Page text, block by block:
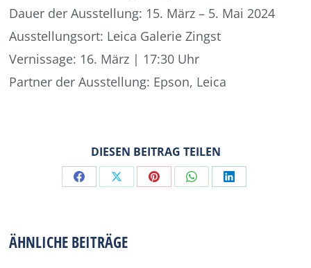
Dauer der Ausstellung: 15. März – 5. Mai 2024
Ausstellungsort: Leica Galerie Zingst
Vernissage: 16. März | 17:30 Uhr
Partner der Ausstellung: Epson, Leica
DIESEN BEITRAG TEILEN
Share Share Share Share Share
ÄHNLICHE BEITRÄGE